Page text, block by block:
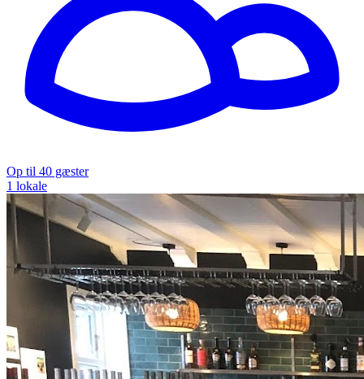
Op til 40 gæster
1 lokale